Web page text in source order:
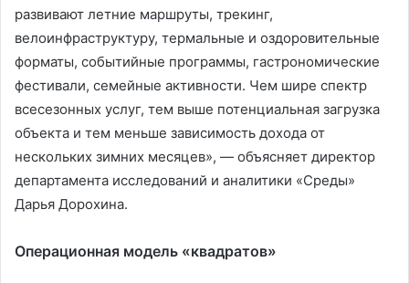
развивают летние маршруты, трекинг,
велоинфраструктуру, термальные и оздоровительные
форматы, событийные программы, гастрономические
фестивали, семейные активности. Чем шире спектр
всесезонных услуг, тем выше потенциальная загрузка
объекта и тем меньше зависимость дохода от
нескольких зимних месяцев», — объясняет директор
департамента исследований и аналитики «Среды»
Дарья Дорохина.
Операционная модель «квадратов»